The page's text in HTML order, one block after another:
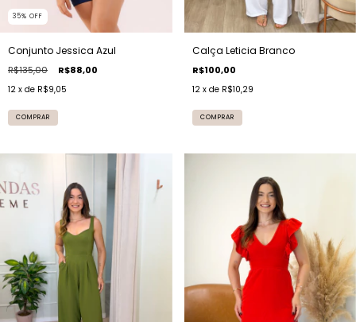
35% OFF
Conjunto Jessica Azul
R$135,00 R$88,00
12 x de R$9,05
COMPRAR
Calça Leticia Branco
R$100,00
12 x de R$10,29
COMPRAR